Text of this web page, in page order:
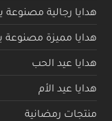
هدايا رجالية مصنوعة
هدايا مميزة مصنوعة
هدايا عيد الحب
هدايا عيد الأم
منتجات رمضانية